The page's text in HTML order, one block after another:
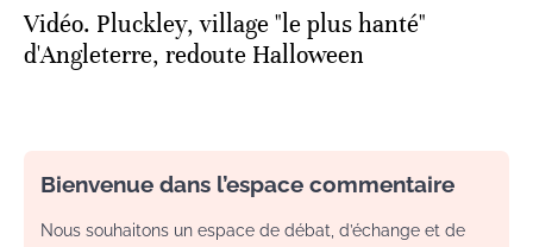
Vidéo. Pluckley, village "le plus hanté"
d'Angleterre, redoute Halloween
Bienvenue dans l’espace commentaire
Nous souhaitons un espace de débat, d’échange et de